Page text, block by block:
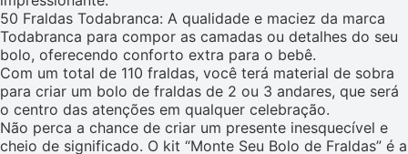
50 Fraldas Todabranca: A qualidade e maciez da marca
Todabranca para compor as camadas ou detalhes do seu
bolo, oferecendo conforto extra para o bebê.
Com um total de 110 fraldas, você terá material de sobra
para criar um bolo de fraldas de 2 ou 3 andares, que será
o centro das atenções em qualquer celebração.
Não perca a chance de criar um presente inesquecível e
cheio de significado. O kit “Monte Seu Bolo de Fraldas” é a